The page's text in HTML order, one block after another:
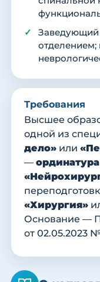
Заведующий
отделением;
Требования
Высшее
одной из
дело» или
—
«Хирургия»
Основание —
от 02.05.2023